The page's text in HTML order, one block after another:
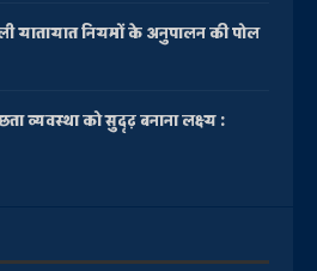
यातायात नियमों के अनुपालन की पोल
व्यवस्था को सुदृढ़ बनाना लक्ष्य :